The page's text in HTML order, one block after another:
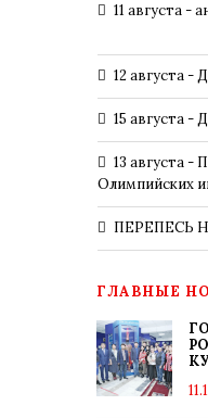
11 августа -
12 августа -
15 августа -
13 августа -
Олимпийских
ПЕРЕПЕСЬ
ГЛАВНЫЕ